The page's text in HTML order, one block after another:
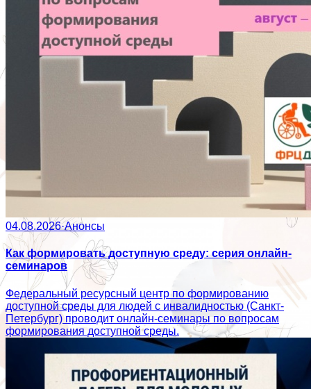
04.08.2026·Анонсы
Как формировать доступную среду: серия онлайн-
семинаров
Федеральный ресурсный центр по формированию
доступной среды для людей с инвалидностью (Санкт-
Петербург) проводит онлайн-семинары по вопросам
формирования доступной среды.